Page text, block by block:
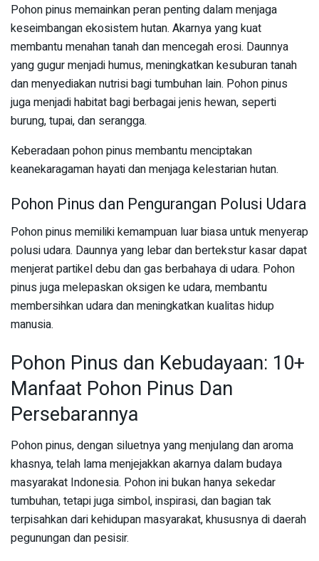
Pohon pinus memainkan peran penting dalam menjaga
keseimbangan ekosistem hutan. Akarnya yang kuat
membantu menahan tanah dan mencegah erosi. Daunnya
yang gugur menjadi humus, meningkatkan kesuburan tanah
dan menyediakan nutrisi bagi tumbuhan lain. Pohon pinus
juga menjadi habitat bagi berbagai jenis hewan, seperti
burung, tupai, dan serangga.
Keberadaan pohon pinus membantu menciptakan
keanekaragaman hayati dan menjaga kelestarian hutan.
Pohon Pinus dan Pengurangan Polusi Udara
Pohon pinus memiliki kemampuan luar biasa untuk menyerap
polusi udara. Daunnya yang lebar dan bertekstur kasar dapat
menjerat partikel debu dan gas berbahaya di udara. Pohon
pinus juga melepaskan oksigen ke udara, membantu
membersihkan udara dan meningkatkan kualitas hidup
manusia.
Pohon Pinus dan Kebudayaan: 10+
Manfaat Pohon Pinus Dan
Persebarannya
Pohon pinus, dengan siluetnya yang menjulang dan aroma
khasnya, telah lama menjejakkan akarnya dalam budaya
masyarakat Indonesia. Pohon ini bukan hanya sekedar
tumbuhan, tetapi juga simbol, inspirasi, dan bagian tak
terpisahkan dari kehidupan masyarakat, khususnya di daerah
pegunungan dan pesisir.